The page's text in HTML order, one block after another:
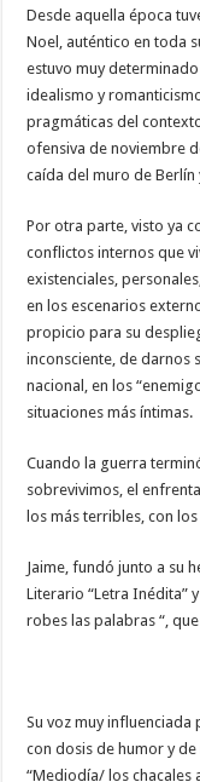
Desde aquella época
Noel, auténtico en toda
estuvo muy
idealismo y
pragmáticas del
ofensiva de noviembre
caída del muro de
Por otra parte, visto ya
conflictos internos que
existenciales,
en los escenarios
propicio para su
inconsciente, de darnos
nacional, en los
situaciones más íntimas.
Cuando la guerra
sobrevivimos, el
los más terribles, con
Jaime, fundó junto a su
Literario “Letra Inédita”
robes las palabras “,
Su voz muy influenciada
con dosis de humor y
“Mediodía/ los